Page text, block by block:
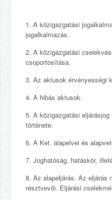
1. A közigazgatási
jogalkalmazás.
2. A közigazgatási
csoportosítása.
3. Az aktusok érvényességi
4. A hibás aktusok.
5. A közigazgatási
története.
6. A Ket. alapelvei és
7. Joghatóság, hatáskör,
8. Az alapeljárás. Az eljárás
résztvevői. Eljárási